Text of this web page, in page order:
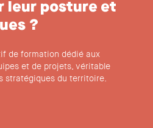
leur posture et
?
de formation dédié aux
et de projets, véritable
stratégiques du territoire.